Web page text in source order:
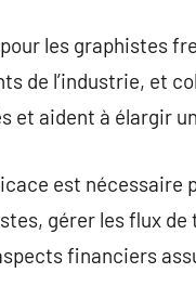
les graphistes
de l’industrie, et
et aident à élargir
est nécessaire
gérer les flux
financiers